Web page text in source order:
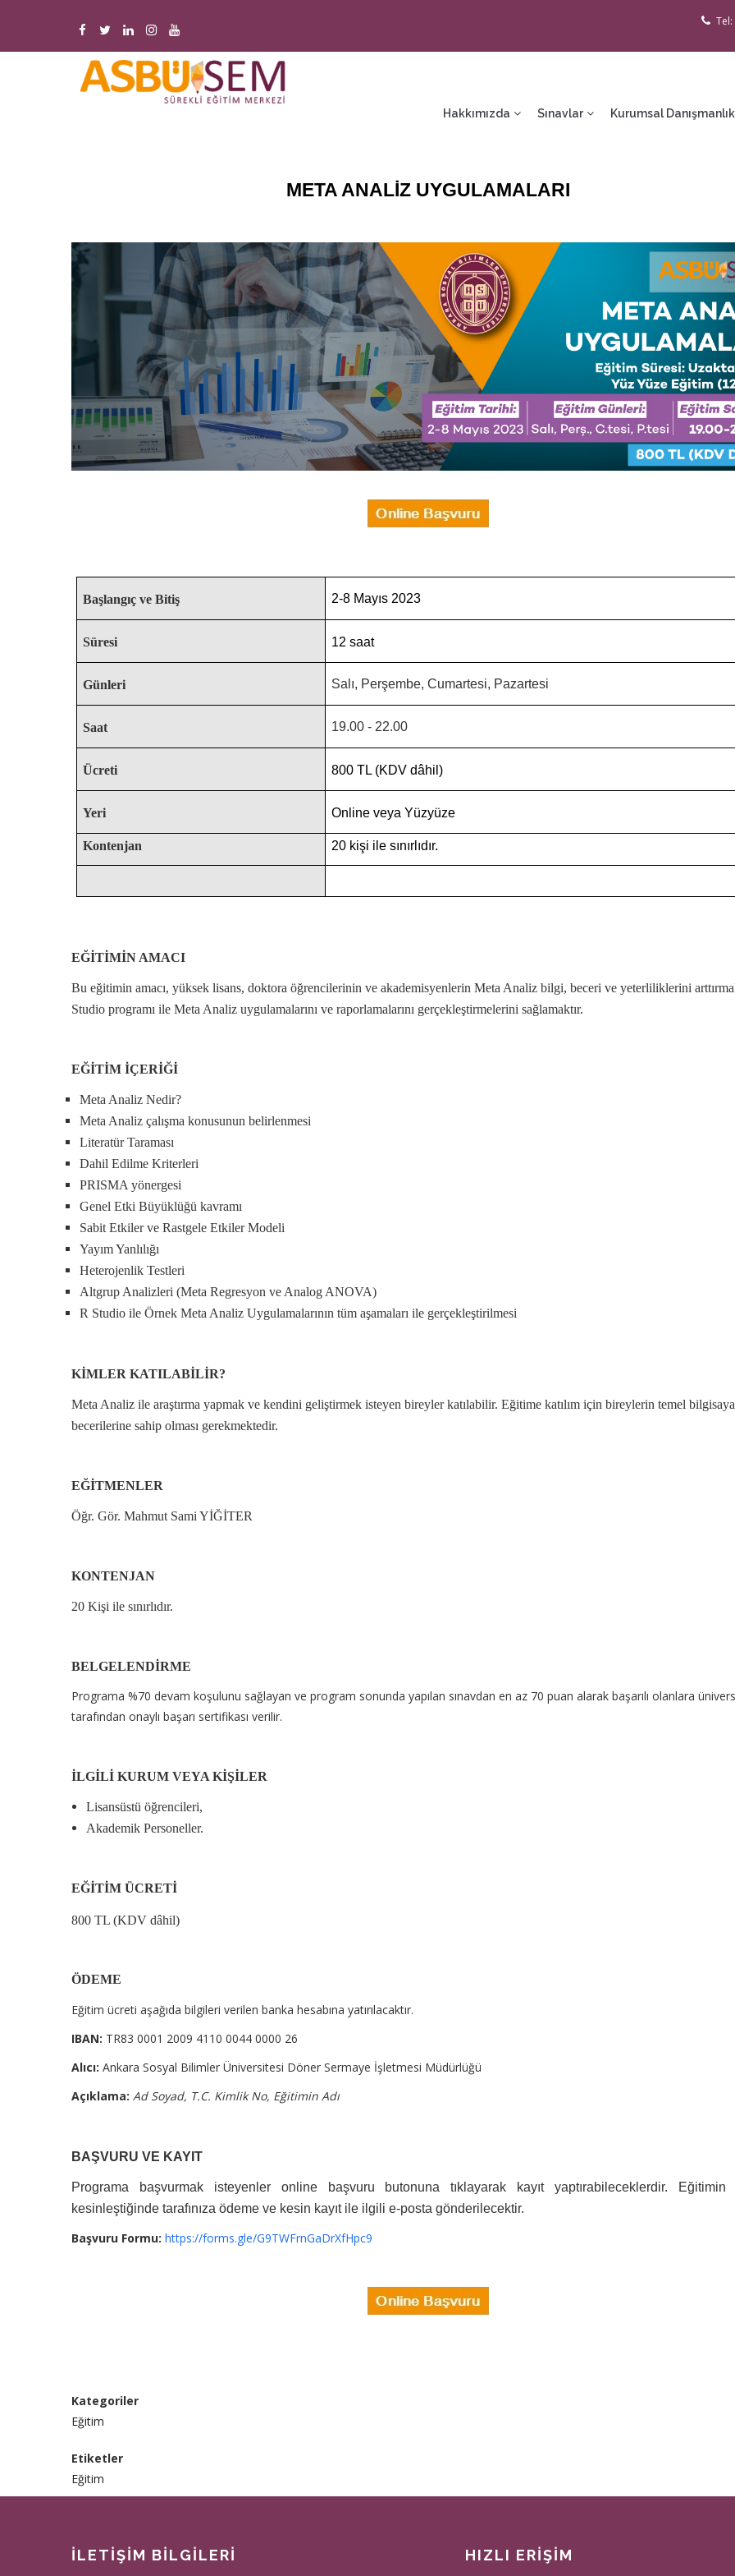
atla
Hakkımızda Sınavlar Kurumsal Danışmanlık
META ANALİZ UYGULAMALARI
Başlangıç ve Bitiş 2-8 Mayıs 2023
Süresi 12 saat
Günleri Salı, Perşembe, Cumartesi, Pazartesi
Saat 19.00 - 22.00
Ücreti 800 TL (KDV dâhil)
Yeri Online veya Yüzyüze
Kontenjan 20 kişi ile sınırlıdır.
EĞİTİMİN AMACI
Bu eğitimin amacı, yüksek lisans, doktora öğrencilerinin ve akademisyenlerin Meta Analiz bilgi, beceri ve yeterliliklerini
Studio programı ile Meta Analiz uygulamalarını ve raporlamalarını gerçekleştirmelerini sağlamaktır.
EĞİTİM İÇERİĞİ
Meta Analiz Nedir?
Meta Analiz çalışma konusunun belirlenmesi
Literatür Taraması
Dahil Edilme Kriterleri
PRISMA yönergesi
Genel Etki Büyüklüğü kavramı
Sabit Etkiler ve Rastgele Etkiler Modeli
Yayım Yanlılığı
Heterojenlik Testleri
Altgrup Analizleri (Meta Regresyon ve Analog ANOVA)
R Studio ile Örnek Meta Analiz Uygulamalarının tüm aşamaları ile gerçekleştirilmesi
KİMLER KATILABİLİR?
Meta Analiz ile araştırma yapmak ve kendini geliştirmek isteyen bireyler katılabilir. Eğitime katılım için bireylerin temel
becerilerine sahip olması gerekmektedir.
EĞİTMENLER
Öğr. Gör. Mahmut Sami YİĞİTER
KONTENJAN
20 Kişi ile sınırlıdır.
BELGELENDİRME
Programa %70 devam koşulunu sağlayan ve program sonunda yapılan sınavdan en az 70 puan alarak başarılı olanlara
tarafından onaylı başarı sertifikası verilir.
İLGİLİ KURUM VEYA KİŞİLER
Lisansüstü öğrencileri,
Akademik Personeller.
EĞİTİM ÜCRETİ
800 TL (KDV dâhil)
ÖDEME
Eğitim ücreti aşağıda bilgileri verilen banka hesabına yatırılacaktır.
IBAN: TR83 0001 2009 4110 0044 0000 26
Alıcı: Ankara Sosyal Bilimler Üniversitesi Döner Sermaye İşletmesi Müdürlüğü
Açıklama: Ad Soyad, T.C. Kimlik No, Eğitimin Adı
BAŞVURU VE KAYIT
Programa başvurmak isteyenler online başvuru butonuna tıklayarak kayıt yaptırabileceklerdir. Eğitimin
kesinleştiğinde tarafınıza ödeme ve kesin kayıt ile ilgili e-posta gönderilecektir.
Başvuru Formu: https://forms.gle/G9TWFrnGaDrXfHpc9
Kategoriler
Eğitim
Etiketler
Eğitim
İLETİŞİM BİLGİLERİ HIZLI ERİŞİM